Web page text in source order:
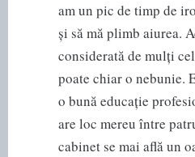
am un pic de timp de
și să mă plimb aiurea.
considerată de mulți
poate chiar o nebunie.
o bună educație
are loc mereu între
cabinet se mai află un